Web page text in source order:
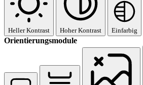
Heller Kontrast Hoher Kontrast Einfarbig
Orientierungsmodule